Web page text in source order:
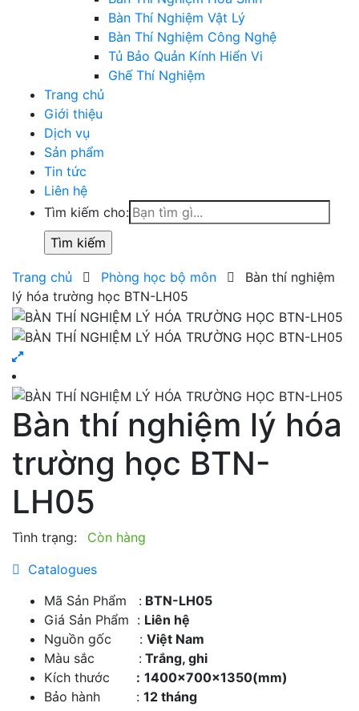
Bàn Thí Nghiệm Vật Lý
Bàn Thí Nghiệm Công Nghệ
Tủ Bảo Quản Kính Hiển Vi
Ghế Thí Nghiệm
Trang chủ
Giới thiệu
Dịch vụ
Sản phẩm
Tin tức
Liên hệ
Tìm kiếm cho:
Trang chủ Phòng học bộ môn
Bàn thí nghiệm
lý hóa trường học BTN-LH05
Bàn thí nghiệm lý hóa
trường học BTN-
LH05
Tình trạng:
Còn hàng
Catalogues
Mã Sản Phẩm : BTN-LH05
Giá Sản Phẩm : Liên hệ
Nguồn gốc : Việt Nam
Màu sắc : Trắng, ghi
Kích thước
: 1400x700x1350(mm)
Bảo hành : 12 tháng